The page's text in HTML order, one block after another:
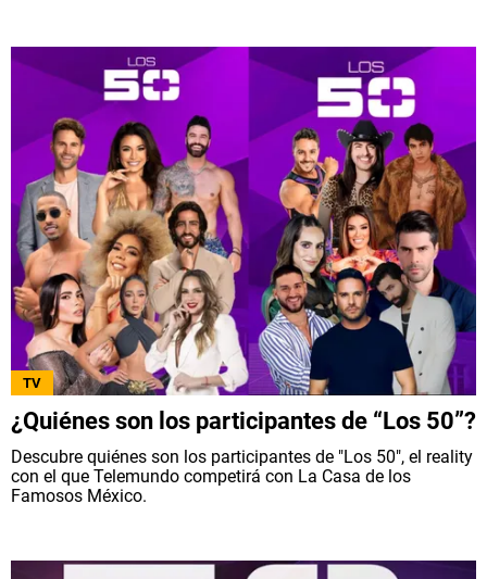
TV
¿Quiénes son los participantes de “Los 50”?
Descubre quiénes son los participantes de "Los 50", el reality
con el que Telemundo competirá con La Casa de los
Famosos México.